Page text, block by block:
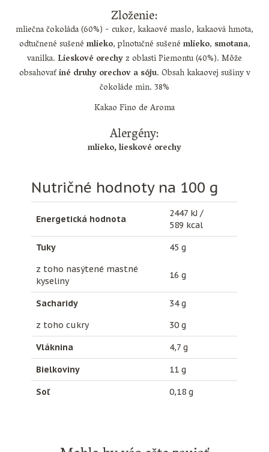
Zloženie:
mliečna čokoláda (60%) - cukor, kakaové maslo, kakaová hmota,
odtučnené sušenémlieko, plnotučné sušenémlieko, smotana,
vanilka.Lieskové orechyz oblasti Piemontu (40%). Môže
obsahovaťiné druhy orechov a sóju. Obsah kakaovej sušiny v
čokoláde min. 38%
Kakao Fino de Aroma
Alergény:
mlieko, lieskové orechy
Nutričné hodnoty na 100 g
Energetická hodnota
2447 kJ /
589 kcal
Tuky
45 g
z toho nasýtené mastné
kyseliny
16 g
Sacharidy
34 g
z toho cukry
30 g
Vláknina 4,7 g
Bielkoviny 11 g
Soľ 0,18 g